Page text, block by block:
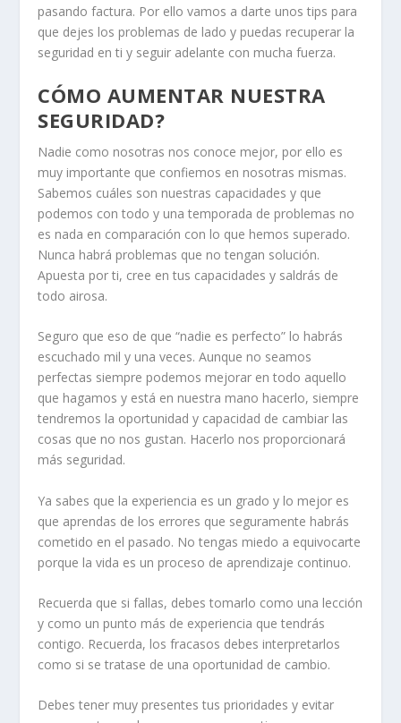
pasando factura. Por ello vamos a darte unos tips para
que dejes los problemas de lado y puedas recuperar la
seguridad en ti y seguir adelante con mucha fuerza.
CÓMO AUMENTAR NUESTRA
SEGURIDAD?
Nadie como nosotras nos conoce mejor, por ello es
muy importante que confiemos en nosotras mismas.
Sabemos cuáles son nuestras capacidades y que
podemos con todo y una temporada de problemas no
es nada en comparación con lo que hemos superado.
Nunca habrá problemas que no tengan solución.
Apuesta por ti, cree en tus capacidades y saldrás de
todo airosa.
Seguro que eso de que “nadie es perfecto” lo habrás
escuchado mil y una veces. Aunque no seamos
perfectas siempre podemos mejorar en todo aquello
que hagamos y está en nuestra mano hacerlo, siempre
tendremos la oportunidad y capacidad de cambiar las
cosas que no nos gustan. Hacerlo nos proporcionará
más seguridad.
Ya sabes que la experiencia es un grado y lo mejor es
que aprendas de los errores que seguramente habrás
cometido en el pasado. No tengas miedo a equivocarte
porque la vida es un proceso de aprendizaje continuo.
Recuerda que si fallas, debes tomarlo como una lección
y como un punto más de experiencia que tendrás
contigo. Recuerda, los fracasos debes interpretarlos
como si se tratase de una oportunidad de cambio.
Debes tener muy presentes tus prioridades y evitar